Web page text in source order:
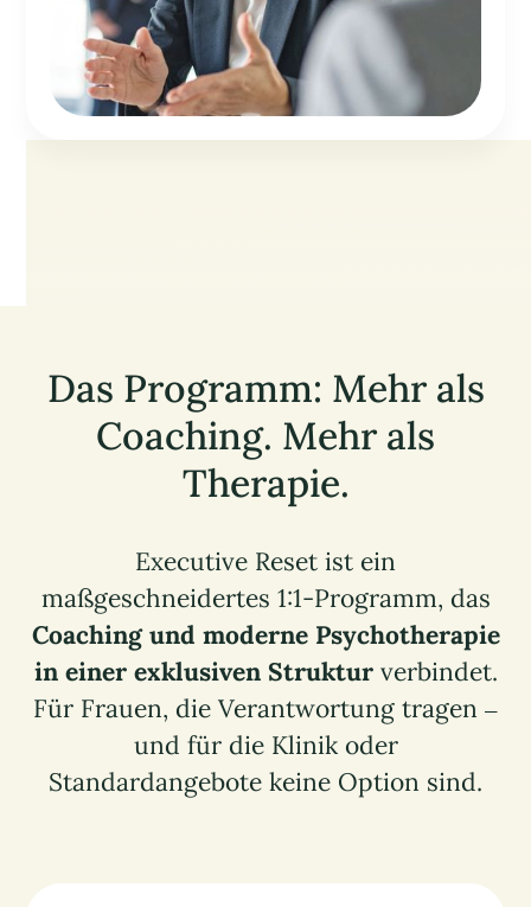
Das Programm: Mehr als
Coaching. Mehr als
Therapie.
Executive Reset ist ein
maßgeschneidertes 1:1-Programm, das
Coaching und moderne Psychotherapie
in einer exklusiven Strukturverbindet.
Für Frauen, die Verantwortung tragen –
und für die Klinik oder
Standardangebote keine Option sind.